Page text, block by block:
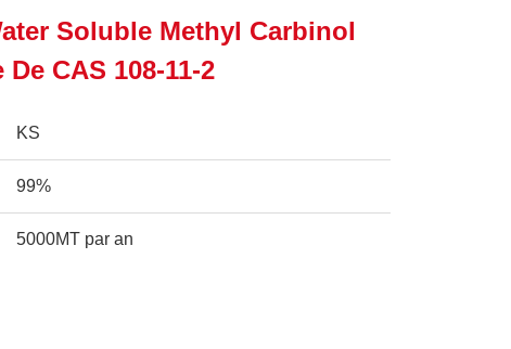
Soluble Methyl Carbinol
CAS 108-11-2
KS
99%
5000MT par an